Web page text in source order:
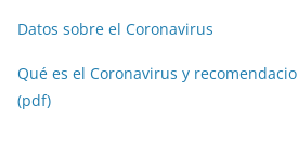
Datos sobre el Coronavirus
Qué es el Coronavirus y
(pdf)